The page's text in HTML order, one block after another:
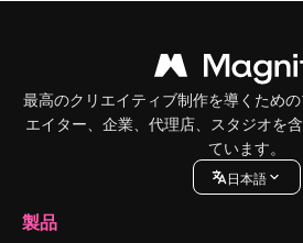
最高のクリエイティブ制作を導くため
エイター、企業、代理店、スタジオを
ています。
日本語
製品